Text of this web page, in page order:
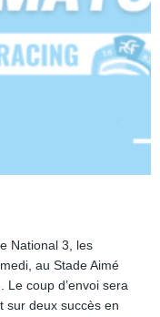
National 3, les
au Stade Aimé
Le coup d’envoi sera
deux succès en